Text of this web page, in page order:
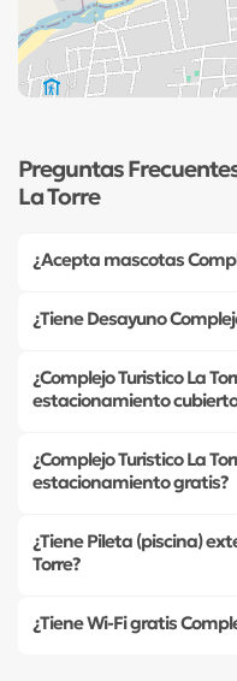
Preguntas
La Torre
¿Acepta mascotas
¿Tiene Desayuno
¿Complejo Turistico La
estacionamiento
¿Complejo Turistico La
estacionamiento gratis?
¿Tiene Pileta (piscina)
Torre?
¿Tiene Wi-Fi gratis